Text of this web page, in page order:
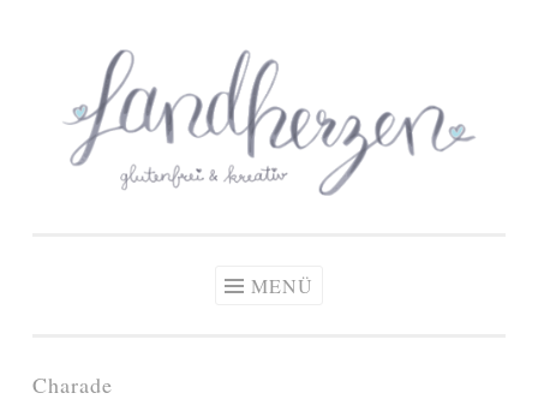
springen
Zöliakie, glutenfreie Ernährung
MENÜ
Charade